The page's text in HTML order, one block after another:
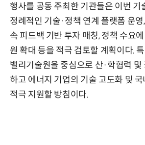
행사를 공동 주최한 기관들은 이번 기
정례적인 기술·정책 연계 플랫폼 운영
속 피드백 기반 투자 매칭, 정책 수요
원 확대 등을 적극 검토할 계획이다.
밸리기술원을 중심으로 산·학협력 및
하고 에너지 기업의 기술 고도화 및
적극 지원할 방침이다.